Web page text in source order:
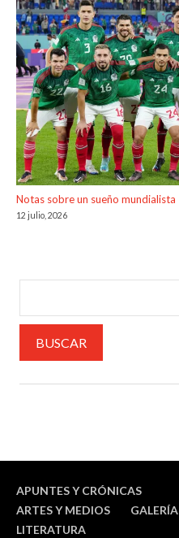
Notas sobre un sueño mundialista
12 julio, 2026
APUNTES Y CRÓNICAS
ARTES Y MEDIOS
GALERÍA
LITERATURA